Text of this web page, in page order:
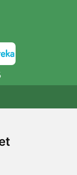
80 EUR
vagy